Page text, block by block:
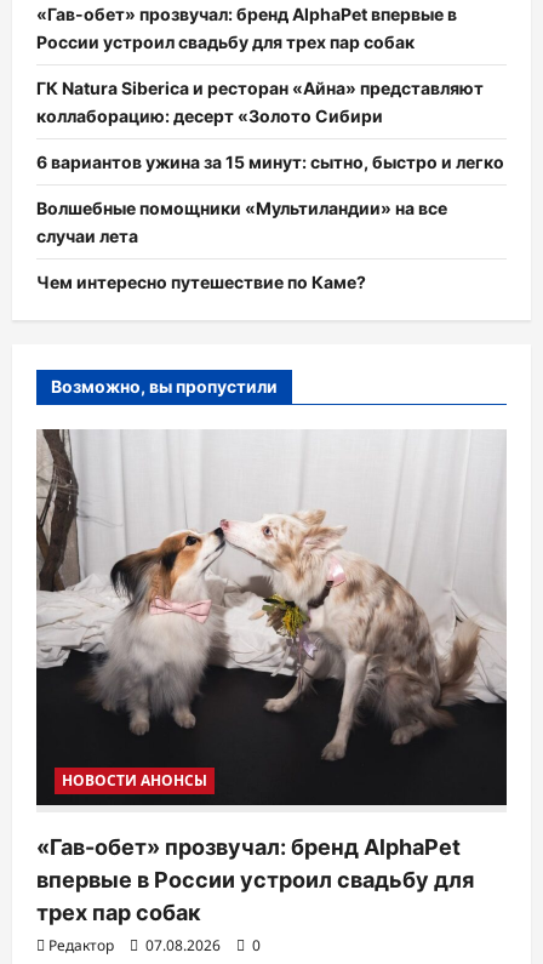
«Гав-обет» прозвучал: бренд AlphaPet впервые в
России устроил свадьбу для трех пар собак
ГК Natura Siberica и ресторан «Айна» представляют
коллаборацию: десерт «Золото Сибири
6 вариантов ужина за 15 минут: сытно, быстро и легко
Волшебные помощники «Мультиландии» на все
случаи лета
Чем интересно путешествие по Каме?
Возможно, вы пропустили
НОВОСТИ АНОНСЫ
«Гав-обет» прозвучал: бренд AlphaPet
впервые в России устроил свадьбу для
трех пар собак
Редактор 07.08.2026
0